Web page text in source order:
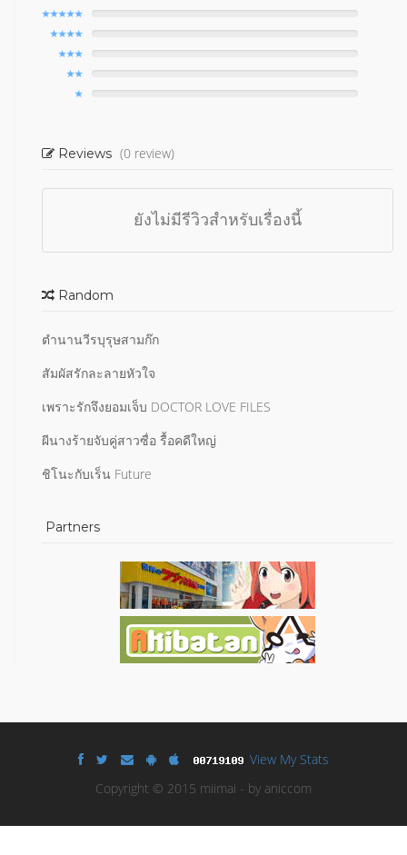
Reviews (0 review)
ยังไม่มีรีวิวสำหรับเรื่องนี้
Random
ตำนานวีรบุรุษสามก๊ก
สัมผัสรักละลายหัวใจ
เพราะรักจึงยอมเจ็บ DOCTOR LOVE FILES
ผีนางร้ายจับคู่สาวซื่อ รื้อคดีใหญ่
ชิโนะกับเร็น Future
Partners
View My Stats
Copyright © 2015 miimai - by aniccom